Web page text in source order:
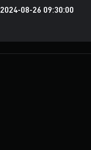
2024-08-26 09:30:00